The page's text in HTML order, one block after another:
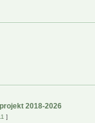
2018-2026
]